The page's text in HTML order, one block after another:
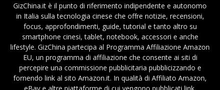
GizChina.it è il punto di riferimento indipendente e autonomo
in Italia sulla tecnologia cinese che offre notizie, recensioni,
focus, approfondimenti, guide, tutorial e tanto altro su
smartphone cinesi, tablet, notebook, accessori e anche
lifestyle. GizChina partecipa al Programma Affiliazione Amazon
EU, un programma di affiliazione che consente ai siti di
percepire una commissione pubblicitaria pubblicizzando e
fornendo link al sito Amazon.it. In qualità di Affiliato Amazon,